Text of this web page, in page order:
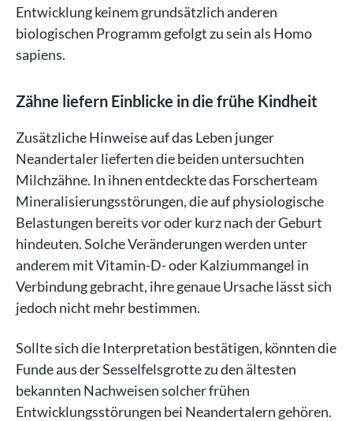
Entwicklung keinem grundsätzlich anderen
biologischen Programm gefolgt zu sein als Homo
sapiens.
Zähne liefern Einblicke in die frühe Kindheit
Zusätzliche Hinweise auf das Leben junger
Neandertaler lieferten die beiden untersuchten
Milchzähne. In ihnen entdeckte das Forscherteam
Mineralisierungsstörungen, die auf physiologische
Belastungen bereits vor oder kurz nach der Geburt
hindeuten. Solche Veränderungen werden unter
anderem mit Vitamin-D- oder Kalziummangel in
Verbindung gebracht, ihre genaue Ursache lässt sich
jedoch nicht mehr bestimmen.
Sollte sich die Interpretation bestätigen, könnten die
Funde aus der Sesselfelsgrotte zu den ältesten
bekannten Nachweisen solcher frühen
Entwicklungsstörungen bei Neandertalern gehören.